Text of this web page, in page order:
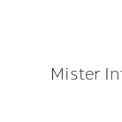
Mister